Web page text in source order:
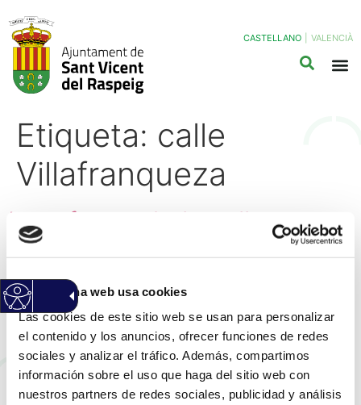
Esta página web usa cookies
Las cookies de este sitio web se usan para personalizar
el contenido y los anuncios, ofrecer funciones de redes
sociales y analizar el tráfico. Además, compartimos
información sobre el uso que haga del sitio web con
nuestros partners de redes sociales, publicidad y análisis
CASTELLANO VALENCIÀ
Etiqueta: calle
Villafranqueza
La reforma de la calle
Villafranqueza garantiza la
continuidad de las terrazas
de los establecimientos
hosteleros y amplía las
zonas de sombra